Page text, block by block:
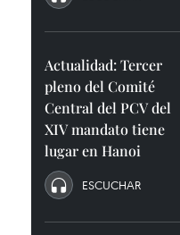
Actualidad: Tercer
pleno del Comité
Central del PCV del
XIV mandato tiene
lugar en Hanoi
ESCUCHAR